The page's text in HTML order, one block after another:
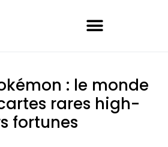
: le monde
rares high-
fortunes